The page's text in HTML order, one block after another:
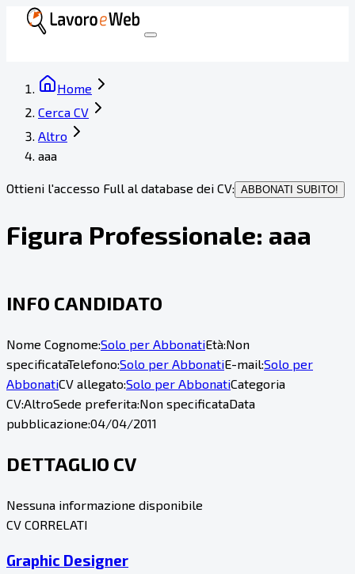
Home
Cerca CV
Altro
aaa
Ottieni l'accesso Full al database dei CV: ABBONATI SUBITO!
Figura Professionale: aaa
INFO CANDIDATO
Nome Cognome:Solo per AbbonatiEtà:Non
specificataTelefono:Solo per AbbonatiE-mail:Solo per
AbbonatiCV allegato:Solo per AbbonatiCategoria
CV:AltroSede preferita:Non specificataData
pubblicazione:04/04/2011
DETTAGLIO CV
Nessuna informazione disponibile
CV CORRELATI
Graphic Designer